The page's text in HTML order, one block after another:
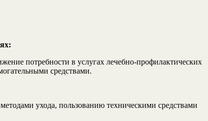
потребности в услугах лечебно-профилактических
средствами.
ухода, пользованию техническими средствами